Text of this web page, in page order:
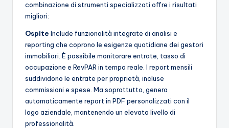
combinazione di strumenti specializzati offre i risultati
migliori:
Ospite Include funzionalità integrate di analisi e
reporting che coprono le esigenze quotidiane dei gestori
immobiliari. È possibile monitorare entrate, tasso di
occupazione e RevPAR in tempo reale. I report mensili
suddividono le entrate per proprietà, incluse
commissioni e spese. Ma soprattutto, genera
automaticamente report in PDF personalizzati con il
logo aziendale, mantenendo un elevato livello di
professionalità.